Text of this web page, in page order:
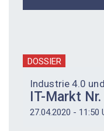
DOSSIER
Industrie 4.0
IT-Markt
27.04.2020 - 11:50